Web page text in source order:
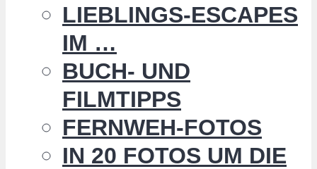
LIEBLINGS-ESCAPES
IM …
BUCH- UND
FILMTIPPS
FERNWEH-FOTOS
IN 20 FOTOS UM DIE